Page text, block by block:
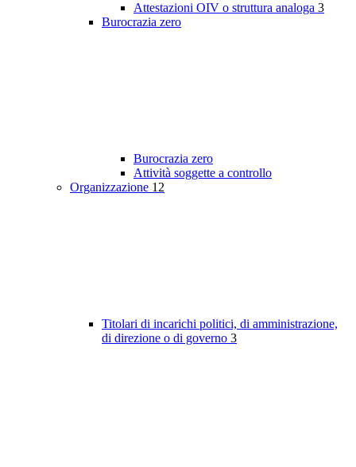
Attestazioni OIV o struttura analoga 3
Burocrazia zero
Burocrazia zero
Attività soggette a controllo
Organizzazione 12
Titolari di incarichi politici, di amministrazione,
di direzione o di governo 3